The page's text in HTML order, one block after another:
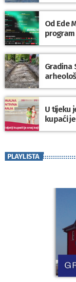
Od Ede
Gradina
U tijeku
kupaći
PLAYLISTA